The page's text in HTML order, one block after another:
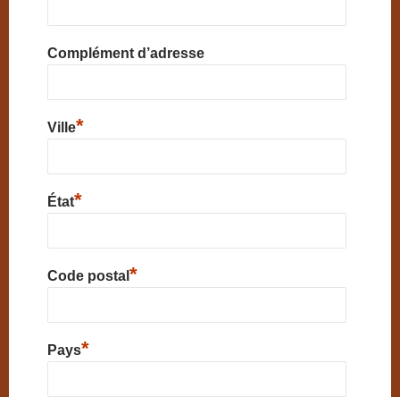
Complément d’adresse
Ville*
État*
Code postal *
Pays*